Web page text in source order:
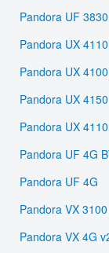
Pandora UF
Pandora UX
Pandora UX
Pandora UX
Pandora UX 4110
Pandora UF 4G
Pandora UF 4G
Pandora VX
Pandora VX 4G